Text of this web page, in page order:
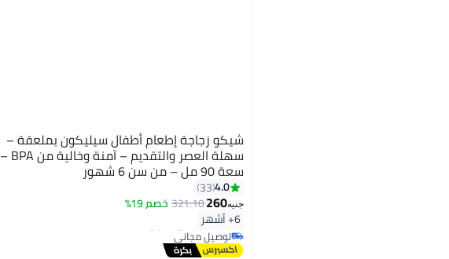
شيكو زجاجة إطعام أطفال سيليكون بملعقة –
سهلة العصر والتقديم – آمنة وخالية من BPA –
سعة 90 مل – من سن 6 شهور
4.0
33
جنيه260
321.10خصم 19%
6+ أشهر#24 في زجاجات الرضاعة
أقل سعر في 7 يوم
توصيل مجاني
#24 في زجاجات الرضاعة